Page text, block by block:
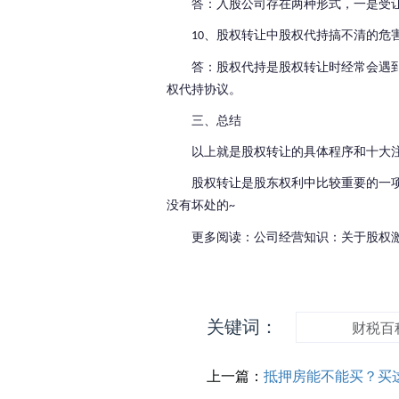
答：入股公司存在两种形式，一是受
10、股权转让中股权代持搞不清的危
答：股权代持是股权转让时经常会遇
权代持协议。
三、总结
以上就是股权转让的具体程序和十大
股权转让是股东权利中比较重要的一
没有坏处的~
更多阅读：公司经营知识：关于股权
关键词： 财税百
上一篇： 抵押房能不能买？买